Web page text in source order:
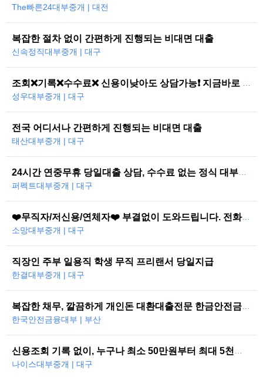
The빠른24대부중개 | 대전
복잡한 절차 없이 간편하게 진행되는 비대면 대출
신속정직대부중개 | 대구
성우대부중개 | 대구
전국 어디서나 간편하게 진행되는 비대면 대출
태산대부중개 | 대구
퍼펙트대부중개 | 대구
❤️무직자/저신용/연체자❤️ 부결없이 도와드립니다. 전화한통으로 당일즉시…
소망대부중개 | 대구
직장인 주부 일용직 학생 무직 프리랜서 당일지급
한결대부중개 | 대구
한국안전금융대부 | 부산
나이스대부중개 | 대구